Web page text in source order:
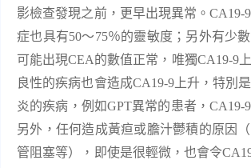
影檢查發現之前，更早出現異常。CA19-9
症也具有50～75％的靈敏度；另外有少
可能出現CEA的數值正常，唯獨CA19-9
良性的疾病也會造成CA19-9上升，特別
炎的疾病，例如GPT異常的患者， CA19-9
另外，任何造成黃疸或膽汁鬱積的原因
管阻塞等），即使是很輕微，也會令